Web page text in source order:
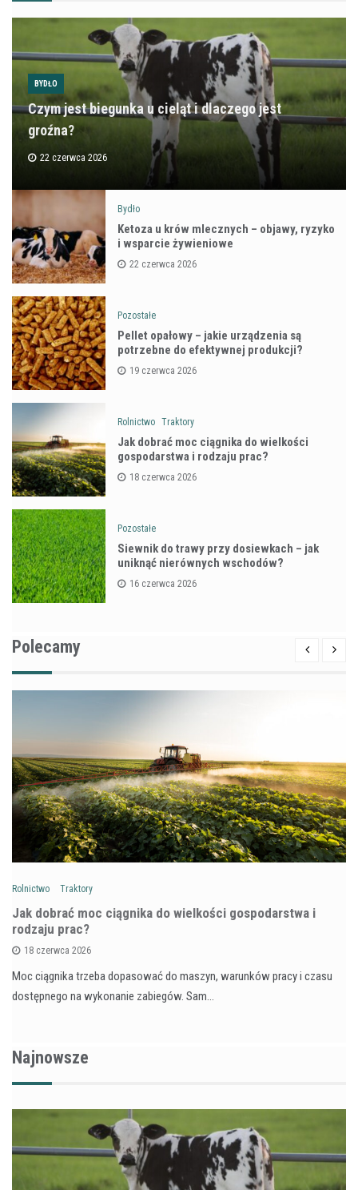
BYDŁO
Czym jest biegunka u cieląt i dlaczego jest
groźna?
22 czerwca 2026
Bydło
Ketoza u krów mlecznych – objawy, ryzyko
i wsparcie żywieniowe
22 czerwca 2026
Pozostałe
Pellet opałowy – jakie urządzenia są
potrzebne do efektywnej produkcji?
19 czerwca 2026
Rolnictwo Traktory
Jak dobrać moc ciągnika do wielkości
gospodarstwa i rodzaju prac?
18 czerwca 2026
Pozostałe
Siewnik do trawy przy dosiewkach – jak
uniknąć nierównych wschodów?
16 czerwca 2026
Polecamy
Rolnictwo Traktory
Jak dobrać moc ciągnika do wielkości gospodarstwa i
rodzaju prac?
18 czerwca 2026
Moc ciągnika trzeba dopasować do maszyn, warunków pracy i czasu
dostępnego na wykonanie zabiegów. Sam…
Najnowsze